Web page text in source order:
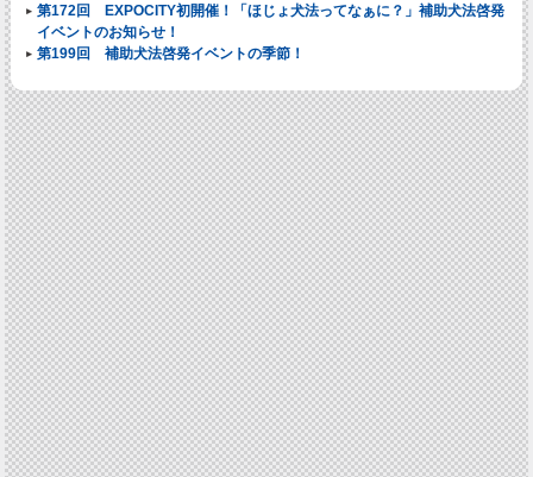
第172回 EXPOCITY初開催！「ほじょ犬法ってなぁに？」補助犬法啓発
イベントのお知らせ！
第199回 補助犬法啓発イベントの季節！